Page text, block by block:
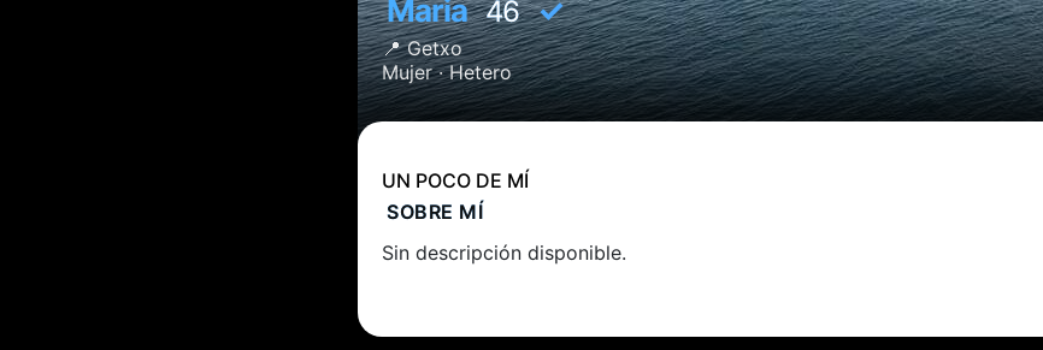
Maria46✓
📍Getxo
Mujer ·Hetero
UN POCO DE MÍ
SOBRE MÍ
Sin descripción disponible.